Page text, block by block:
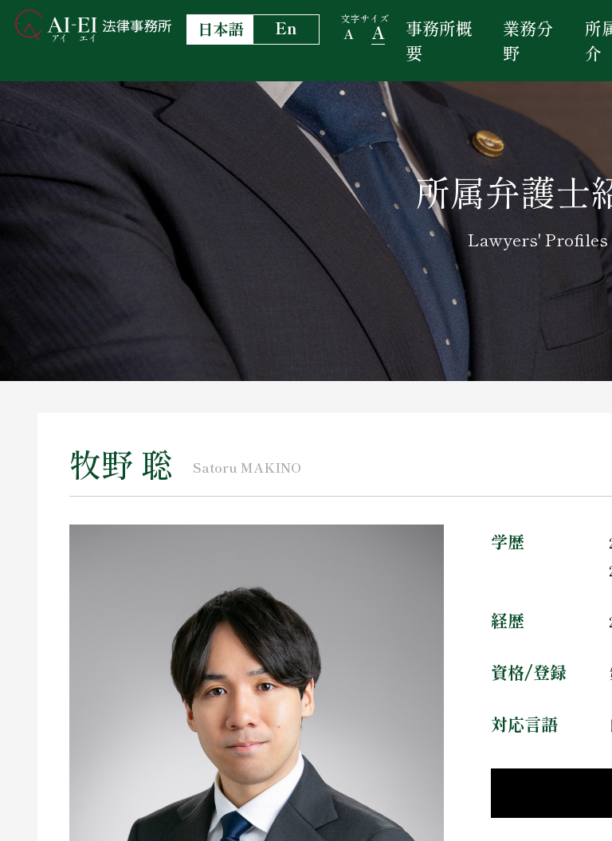
En
日本語 文字サイズ
A A
事務所概
要
業務分
野
所
介
所属弁護士
Lawyers' Profiles
牧野 聡 Satoru MAKINO
学歴
経歴
資格/登録
対応言語